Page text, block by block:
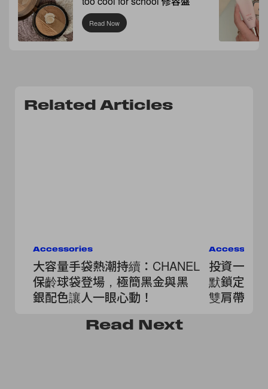
Read Now
Related Articles
Accessories
大容量手袋熱潮持續：CHANEL
保齡球袋登場，極簡黑金與黑
銀配色讓人一眼心動！
投資一款
默鎖定
雙肩帶設
Read Next